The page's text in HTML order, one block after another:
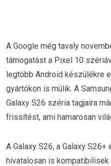
A Google még tavaly
támogatást a Pixel 10
legtöbb Android készülékre
gyártókon is múlik. A
Galaxy S26 széria tagjaira
frissítést, ami hamarosan
A Galaxy S26, a Galaxy
hivatalosan is